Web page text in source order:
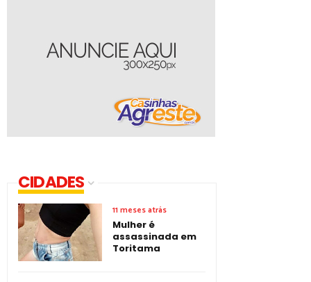
CIDADES
11 meses atrás
Mulher é
assassinada em
Toritama